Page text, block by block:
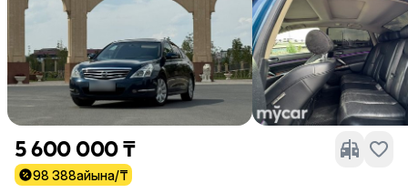
5 600 000 ₸
98 388айына/₸